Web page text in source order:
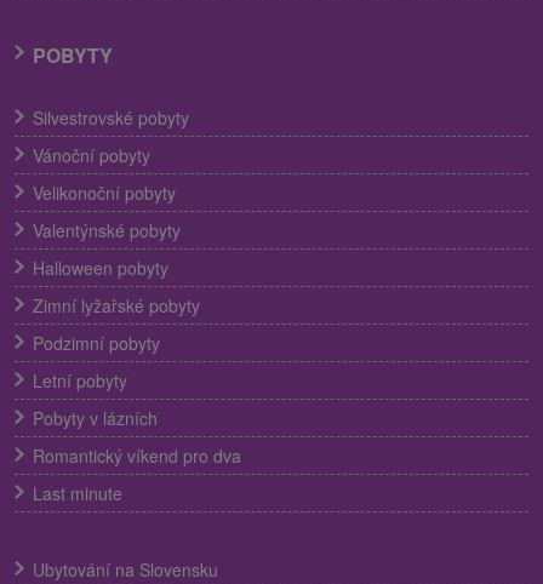
POBYTY
Silvestrovské pobyty
Vánoční pobyty
Velikonoční pobyty
Valentýnské pobyty
Halloween pobyty
Zimní lyžařské pobyty
Podzimní pobyty
Letní pobyty
Pobyty v lázních
Romantický víkend pro dva
Last minute
Ubytování na Slovensku